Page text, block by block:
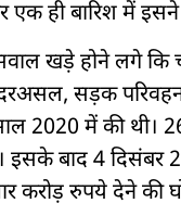
ही बारिश में इसने
खड़े होने लगे कि
सड़क परिवहन
2020 में की थी।
बाद 4 दिसंबर
रुपये देने की